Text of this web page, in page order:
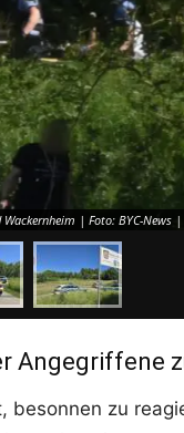
| Foto: BYC-News
Angegriffene
zu